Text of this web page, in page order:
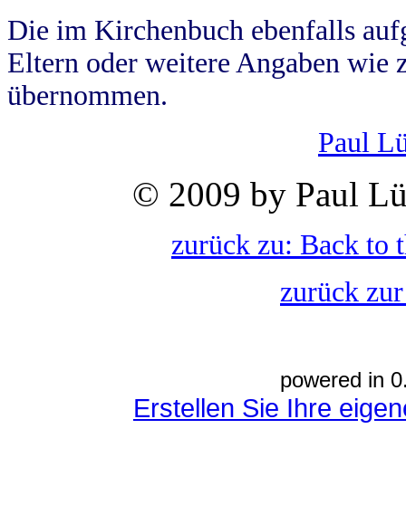
Die im Kirchenbuch ebenfalls
Eltern oder weitere Angaben wie
übernommen.
Paul
© 2009 by Paul
zurück zu: Back to
zurück
powered in
Erstellen Sie Ihre